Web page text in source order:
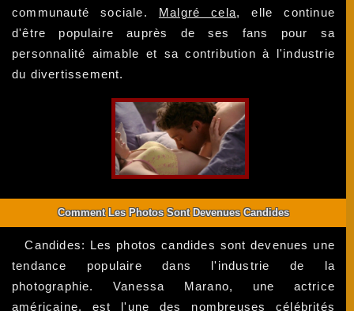
communauté sociale. Malgré cela, elle continue
d'être populaire auprès de ses fans pour sa
personnalité aimable et sa contribution à l'industrie
du divertissement.
Comment Les Photos Sont Devenues Candides
Candides: Les photos candides sont devenues une
tendance populaire dans l'industrie de la
photographie. Vanessa Marano, une actrice
américaine, est l'une des nombreuses célébrités